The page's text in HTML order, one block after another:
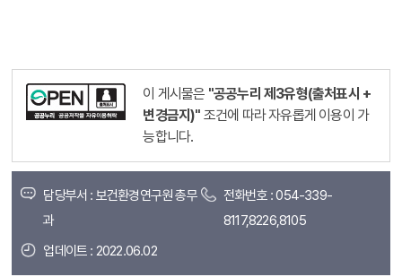
이 게시물은 "공공누리 제3유형(출처표시 +
변경금지)" 조건에 따라 자유롭게 이용이 가
능합니다.
담당부서 : 보건환경연구원 총무
과
전화번호 : 054-339-
8117,8226,8105
업데이트 : 2022.06.02